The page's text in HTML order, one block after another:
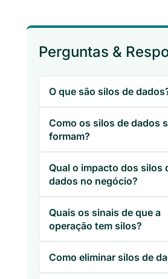
Perguntas &
O que são silos de
Como os silos de dados
formam?
Qual o impacto dos silos
dados no negócio?
Quais os sinais de que a
operação tem silos?
Como eliminar silos de